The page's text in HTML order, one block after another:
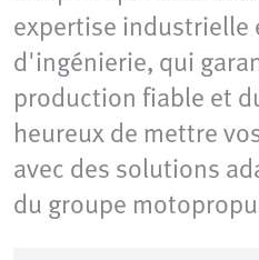
expertise industrielle
d'ingénierie, qui
production fiable et
heureux de mettre
avec des solutions
du groupe